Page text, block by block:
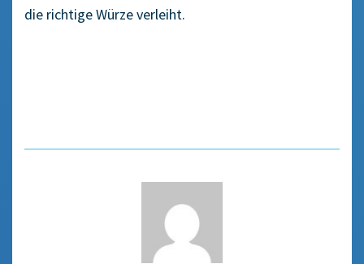
die richtige Würze verleiht.